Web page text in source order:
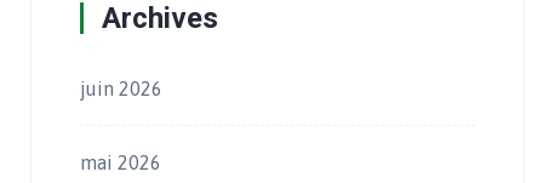
Archives
juin 2026
mai 2026